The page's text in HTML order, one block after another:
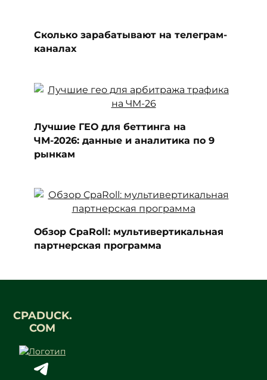
Сколько зарабатывают на телеграм-
каналах
Лучшие ГЕО для беттинга на
ЧМ-2026: данные и аналитика по 9
рынкам
Обзор CpaRoll: мультивертикальная
партнерская программа
CPADUCK.
COM